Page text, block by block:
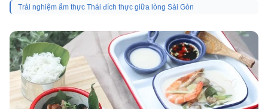
Trải nghiệm ẩm thực Thái đích thực giữa lòng Sài Gòn